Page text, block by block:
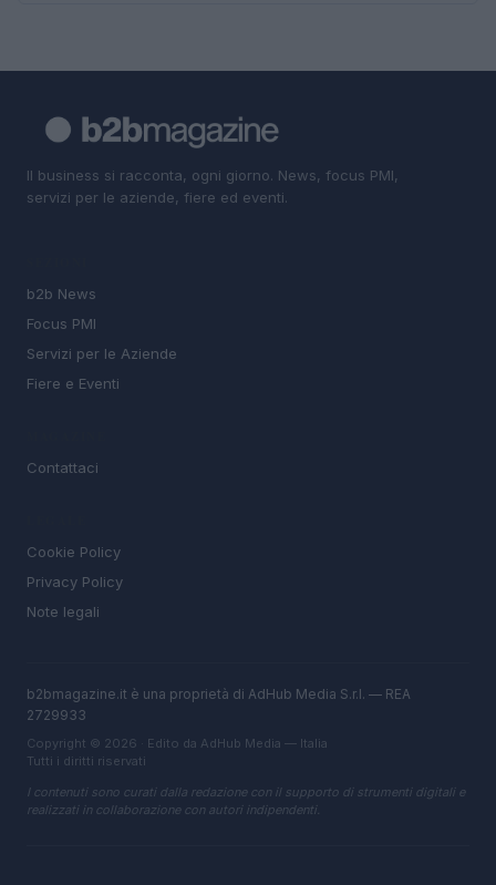
Il business si racconta, ogni giorno. News, focus PMI,
servizi per le aziende, fiere ed eventi.
b2b News
Focus PMI
Servizi per le Aziende
Fiere e Eventi
Contattaci
Cookie Policy
Privacy Policy
Note legali
b2bmagazine.it è una proprietà di AdHub Media S.r.l. — REA
2729933
Copyright © 2026 · Edito da AdHub Media — Italia
Tutti i diritti riservati
I contenuti sono curati dalla redazione con il supporto di strumenti digitali e
realizzati in collaborazione con autori indipendenti.